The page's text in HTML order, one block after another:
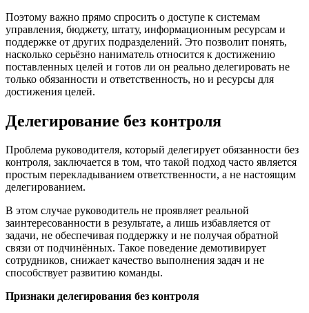
Поэтому важно прямо спросить о доступе к системам
управления, бюджету, штату, информационным ресурсам и
поддержке от других подразделений. Это позволит понять,
насколько серьёзно наниматель относится к достижению
поставленных целей и готов ли он реально делегировать не
только обязанности и ответственность, но и ресурсы для
достижения целей.
Делегирование без контроля
Проблема руководителя, который делегирует обязанности без
контроля, заключается в том, что такой подход часто является
простым перекладыванием ответственности, а не настоящим
делегированием.
В этом случае руководитель не проявляет реальной
заинтересованности в результате, а лишь избавляется от
задачи, не обеспечивая поддержку и не получая обратной
связи от подчинённых. Такое поведение демотивирует
сотрудников, снижает качество выполнения задач и не
способствует развитию команды.​
Признаки делегирования без контроля